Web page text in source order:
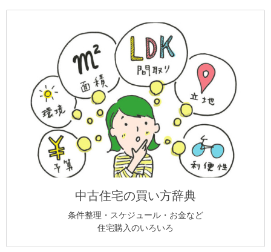
中古住宅の買い方辞典
条件整理・スケジュール・お金など
住宅購入のいろいろ